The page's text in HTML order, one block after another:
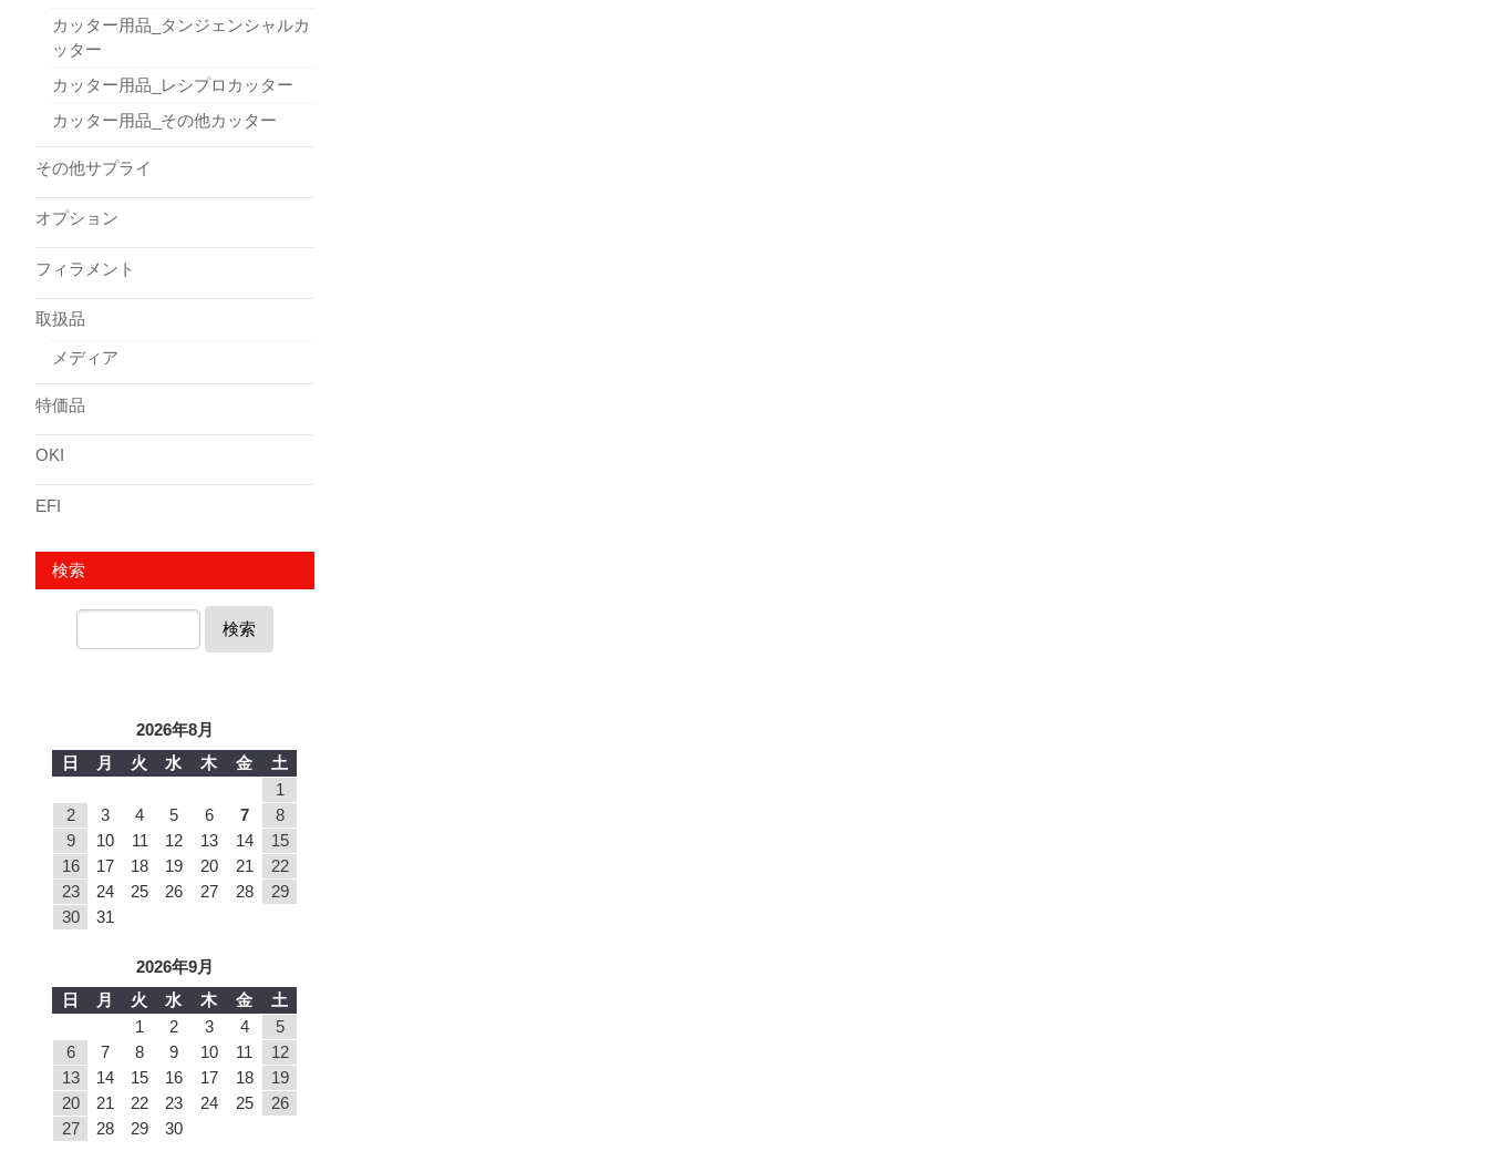
カッター用品_タンジェンシャルカ
ッター
カッター用品_レシプロカッター
カッター用品_その他カッター
その他サプライ
オプション
フィラメント
取扱品
メディア
特価品
OKI
EFI
検索
検索
2026年8月
日
月 火 水 木 金
土
1
2
3 4 5 6 7
8
9
10 11 12 13 14
15
16
17 18 19 20 21
22
23
24 25 26 27 28
29
30
31
2026年9月
日
月 火 水 木 金
土
1
2 3 4
5
6
7 8 9 10 11
12
13
14 15 16 17 18
19
20
21 22 23 24 25
26
27
28 29 30